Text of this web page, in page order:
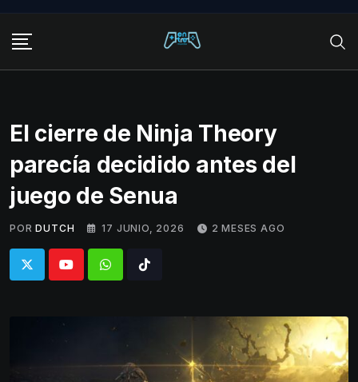
content
El cierre de Ninja Theory
parecía decidido antes del
juego de Senua
POR DUTCH 17 JUNIO, 2026 2 MESES AGO
WhatsappTiktok